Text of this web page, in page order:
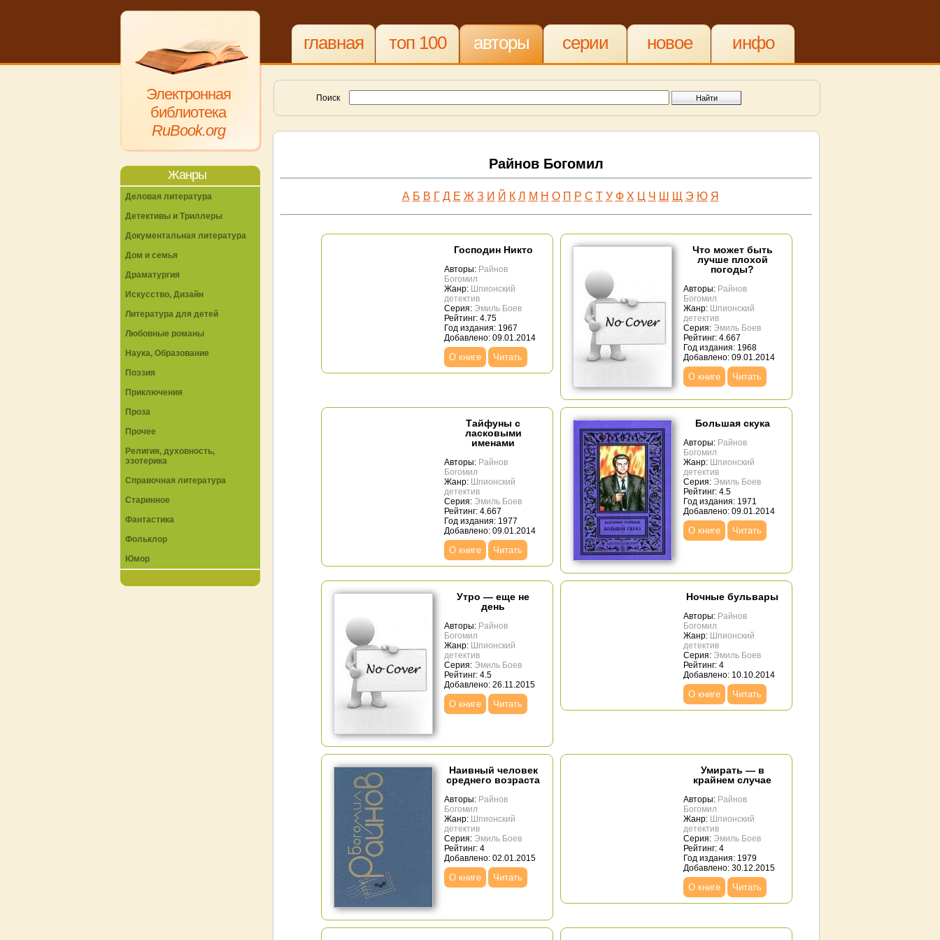
Электронная
библиотека
RuBook.org
главная топ 100 авторы серии новое инфо
Поиск
Райнов Богомил
А Б В Г Д Е Ж З И Й К Л М Н О П Р С Т У Ф Х Ц Ч Ш Щ Э Ю Я
Господин Никто
Авторы: Райнов
Богомил
Жанр: Шпионский
детектив
Серия: Эмиль Боев
Рейтинг: 4.75
Год издания: 1967
Добавлено: 09.01.2014
О книге Читать
Что может быть
лучше плохой
погоды?
Авторы: Райнов
Богомил
Жанр: Шпионский
детектив
Серия: Эмиль Боев
Рейтинг: 4.667
Год издания: 1968
Добавлено: 09.01.2014
О книге Читать
Тайфуны с
ласковыми
именами
Авторы: Райнов
Богомил
Жанр: Шпионский
детектив
Серия: Эмиль Боев
Рейтинг: 4.667
Год издания: 1977
Добавлено: 09.01.2014
О книге Читать
Большая скука
Авторы: Райнов
Богомил
Жанр: Шпионский
детектив
Серия: Эмиль Боев
Рейтинг: 4.5
Год издания: 1971
Добавлено: 09.01.2014
О книге Читать
Утро — еще не
день
Авторы: Райнов
Богомил
Жанр: Шпионский
детектив
Серия: Эмиль Боев
Рейтинг: 4.5
Добавлено: 26.11.2015
О книге Читать
Ночные бульвары
Авторы: Райнов
Богомил
Жанр: Шпионский
детектив
Серия: Эмиль Боев
Рейтинг: 4
Добавлено: 10.10.2014
О книге Читать
Наивный человек
среднего возраста
Авторы: Райнов
Богомил
Жанр: Шпионский
детектив
Серия: Эмиль Боев
Рейтинг: 4
Добавлено: 02.01.2015
О книге Читать
Умирать — в
крайнем случае
Авторы: Райнов
Богомил
Жанр: Шпионский
детектив
Серия: Эмиль Боев
Рейтинг: 4
Год издания: 1979
Добавлено: 30.12.2015
О книге Читать
Жанры
Деловая литература
Детективы и Триллеры
Документальная литература
Дом и семья
Драматургия
Искусство, Дизайн
Литература для детей
Любовные романы
Наука, Образование
Поэзия
Приключения
Проза
Прочее
Религия, духовность,
эзотерика
Справочная литература
Старинное
Фантастика
Фольклор
Юмор